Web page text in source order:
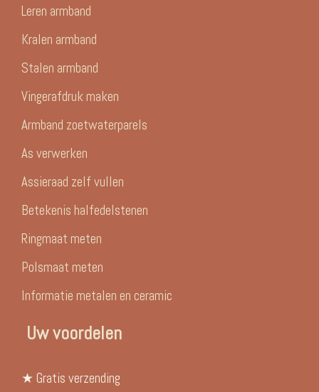
Leren armband
Kralen armband
Stalen armband
Vingerafdruk maken
Armband zoetwaterparels
As verwerken
Assieraad zelf vullen
Betekenis halfedelstenen
Ringmaat meten
Polsmaat meten
Informatie metalen en ceramic
Uw voordelen
★ Gratis verzending